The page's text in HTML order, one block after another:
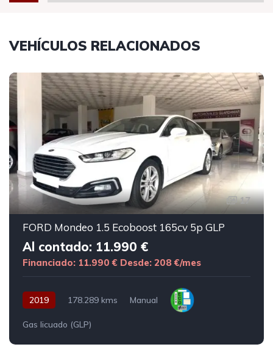
VEHÍCULOS RELACIONADOS
17
FORD Mondeo 1.5 Ecoboost 165cv 5p GLP
Al contado: 11.990 €
Financiado: 11.990 € Desde: 208 €/mes
2019 178.289 kms Manual
Gas licuado (GLP)